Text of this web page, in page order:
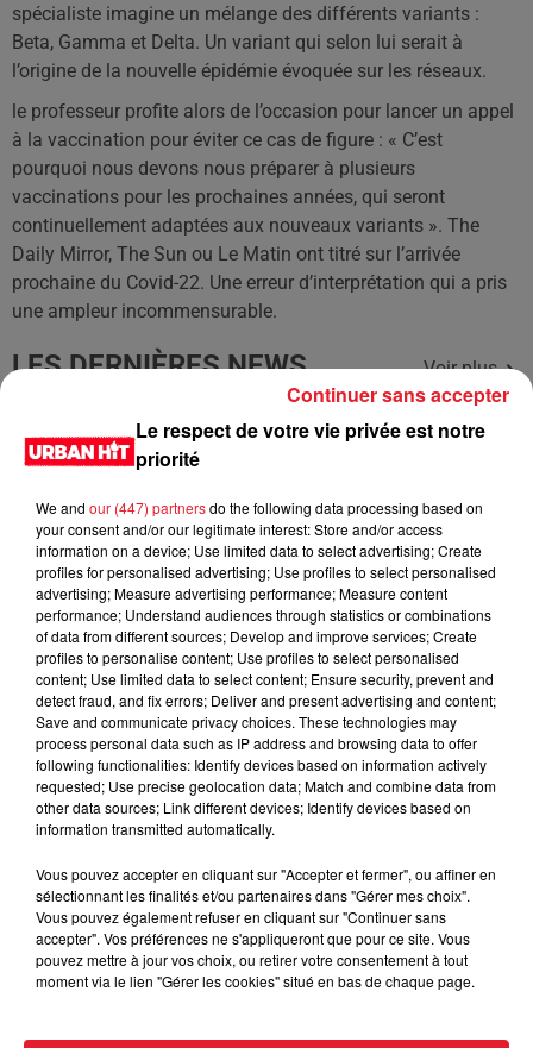
spécialiste imagine un mélange des différents variants :
Beta, Gamma et Delta. Un variant qui selon lui serait à
l’origine de la nouvelle épidémie évoquée sur les réseaux.
le professeur profite alors de l’occasion pour lancer un appel
à la vaccination pour éviter ce cas de figure : « C’est
pourquoi nous devons nous préparer à plusieurs
vaccinations pour les prochaines années, qui seront
continuellement adaptées aux nouveaux variants ». The
Daily Mirror, The Sun ou Le Matin ont titré sur l’arrivée
prochaine du Covid-22. Une erreur d’interprétation qui a pris
une ampleur incommensurable.
LES DERNIÈRES NEWS Voir plus
Jay-Z se bat contre la grand-mère
d'un homme prétendant être son fils
Cassie met fin à une ex-escorte
masculine dans sa bataille...
Des vitres tombent de la tour
Montparnasse : des désaccords
entre...
Incendies en Gironde : encore
plusieurs semaines avant
l'extinction...
Le respect de votre vie privée est notre
priorité
We and our (447) partnersdo the following data processing based on
your consent and/or our legitimate interest: Store and/or access
information on a device; Use limited data to select advertising; Create
profiles for personalised advertising; Use profiles to select personalised
advertising; Measure advertising performance; Measure content
performance; Understand audiences through statistics or combinations
of data from different sources; Develop and improve services; Create
profiles to personalise content; Use profiles to select personalised
content; Use limited data to select content; Ensure security, prevent and
detect fraud, and fix errors; Deliver and present advertising and content;
Save and communicate privacy choices. These technologies may
process personal data such as IP address and browsing data to offer
following functionalities: Identify devices based on information actively
requested; Use precise geolocation data; Match and combine data from
other data sources; Link different devices; Identify devices based on
information transmitted automatically.
Vous pouvez accepter en cliquant sur "Accepter et fermer", ou affiner en
sélectionnant les finalités et/ou partenaires dans "Gérer mes choix".
Vous pouvez également refuser en cliquant sur "Continuer sans
accepter". Vos préférences ne s'appliqueront que pour ce site. Vous
pouvez mettre à jour vos choix, ou retirer votre consentement à tout
moment via le lien "Gérer les cookies" situé en bas de chaque page.
Continuer sans accepter